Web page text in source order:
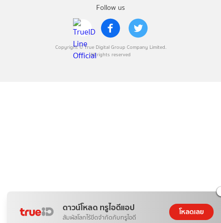
ดาวน์โหลด ทรูไอดีแอป
สัมผัสโลกไร้ขีดจำกัดกับทรูไอดี
โหลดเลย
Follow us
Copyright © True Digital Group Company Limited.
All rights reserved